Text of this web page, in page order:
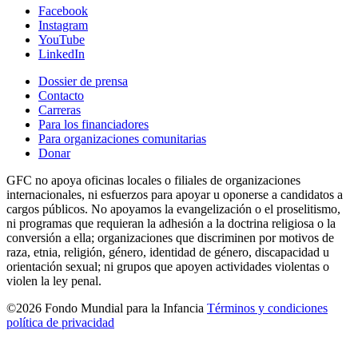
Facebook
Instagram
YouTube
LinkedIn
Dossier de prensa
Contacto
Carreras
Para los financiadores
Para organizaciones comunitarias
Donar
GFC no apoya oficinas locales o filiales de organizaciones
internacionales, ni esfuerzos para apoyar u oponerse a candidatos a
cargos públicos. No apoyamos la evangelización o el proselitismo,
ni programas que requieran la adhesión a la doctrina religiosa o la
conversión a ella; organizaciones que discriminen por motivos de
raza, etnia, religión, género, identidad de género, discapacidad u
orientación sexual; ni grupos que apoyen actividades violentas o
violen la ley penal.
©2026 Fondo Mundial para la Infancia Términos y condiciones
política de privacidad